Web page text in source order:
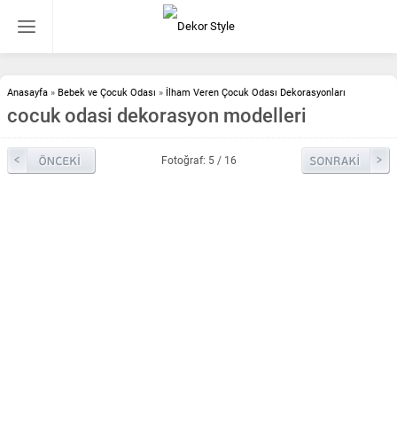
Anasayfa » Bebek ve Çocuk Odası » İlham Veren Çocuk Odası Dekorasyonları
cocuk odasi dekorasyon modelleri
Fotoğraf: 5 / 16